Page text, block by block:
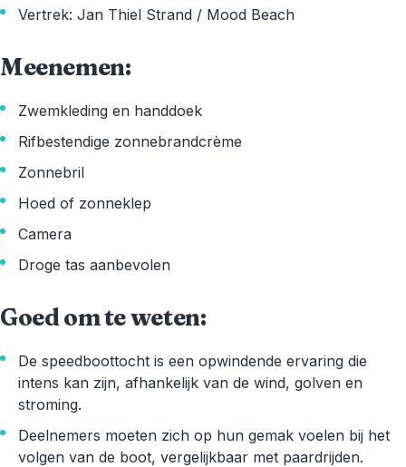
Vertrek: Jan Thiel Strand / Mood Beach
Meenemen:
Zwemkleding en handdoek
Rifbestendige zonnebrandcrème
Zonnebril
Hoed of zonneklep
Camera
Droge tas aanbevolen
Goed om te weten:
De speedboottocht is een opwindende ervaring die
intens kan zijn, afhankelijk van de wind, golven en
stroming.
Deelnemers moeten zich op hun gemak voelen bij het
volgen van de boot, vergelijkbaar met paardrijden.